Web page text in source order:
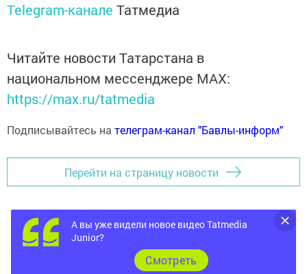
Telegram-канале Татмедиа
Читайте новости Татарстана в
национальном мессенджере MАХ:
https://max.ru/tatmedia
Подписывайтесь на телеграм-канал "Бавлы-информ"
Перейти на страницу новости
А вы уже видели новое видео Tatmedia
Junior?
Cмотреть